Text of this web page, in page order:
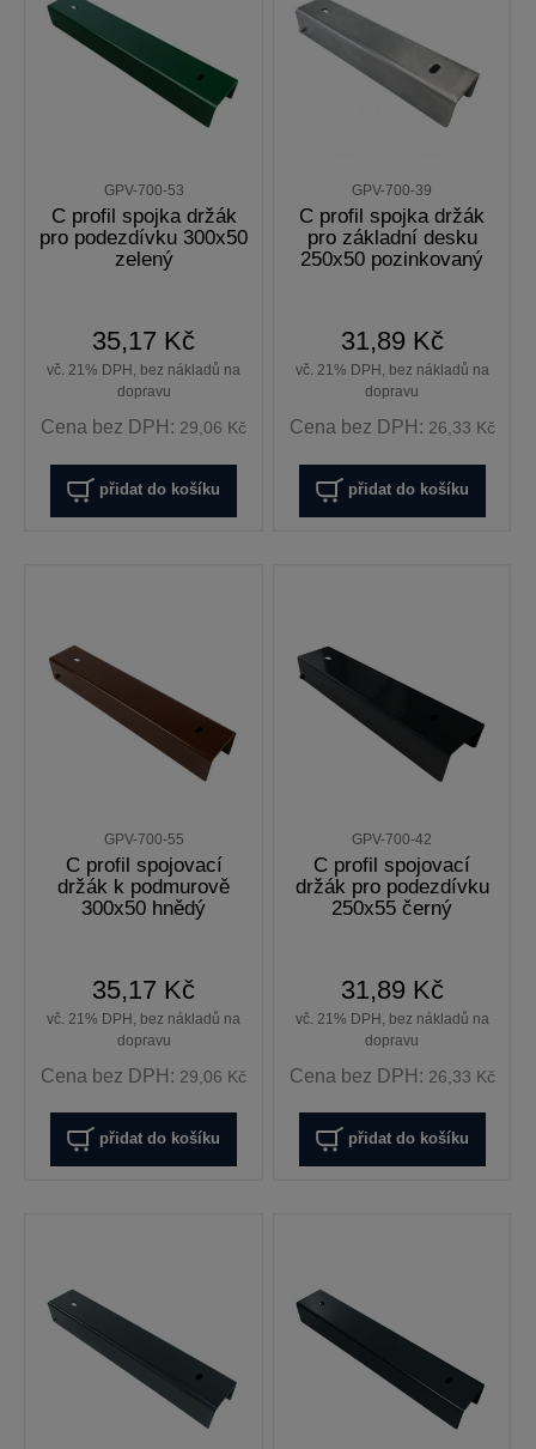
GPV-700-53
C profil spojka držák
pro podezdívku 300x50
zelený
35,17 Kč
vč. 21% DPH, bez nákladů na
dopravu
Cena bez DPH: 29,06 Kč
přidat do košíku
GPV-700-39
C profil spojka držák
pro základní desku
250x50 pozinkovaný
31,89 Kč
vč. 21% DPH, bez nákladů na
dopravu
Cena bez DPH: 26,33 Kč
přidat do košíku
GPV-700-55
C profil spojovací
držák k podmurově
300x50 hnědý
35,17 Kč
vč. 21% DPH, bez nákladů na
dopravu
Cena bez DPH: 29,06 Kč
přidat do košíku
GPV-700-42
C profil spojovací
držák pro podezdívku
250x55 černý
31,89 Kč
vč. 21% DPH, bez nákladů na
dopravu
Cena bez DPH: 26,33 Kč
přidat do košíku